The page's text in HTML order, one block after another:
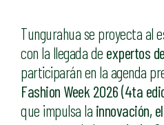
Tungurahua se proyecta al
con la llegada de expertos
participarán en la agenda
Fashion Week 2026 (4ta
que impulsa la innovación,